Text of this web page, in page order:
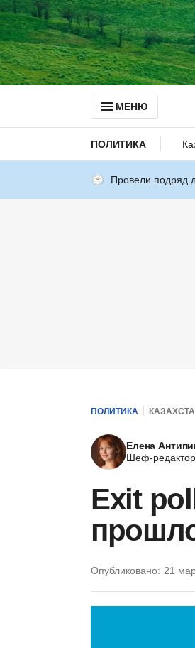
МЕНЮ
ПОЛИТИКА
Провели подряд
ПОЛИТИКА
Елена
Шеф-редактор
Exit
Опубликовано: 21